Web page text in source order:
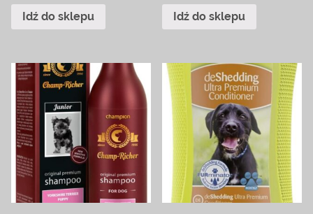
Idź do sklepu Idź do sklepu